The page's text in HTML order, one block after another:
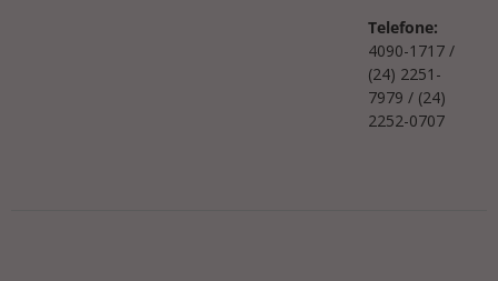
Telefone:
4090-1717 /
(24) 2251-
7979 / (24)
2252-0707